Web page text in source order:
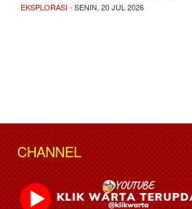
EKSPLORASI- SENIN, 20 JUL 2026
CHANNEL